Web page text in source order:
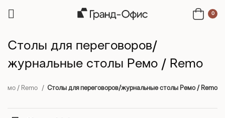
0
Столы для переговоров/
журнальные столы Ремо / Remo
/ Remo Столы для переговоров/журнальные столы Ремо / Remo